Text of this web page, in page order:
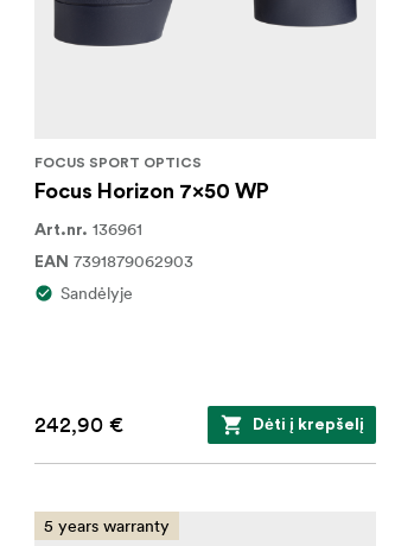
FOCUS SPORT OPTICS
Focus Horizon 7x50 WP
Art.nr. 136961
EAN 7391879062903
Sandėlyje
242,90 € Dėti į krepšelį
5 years warranty